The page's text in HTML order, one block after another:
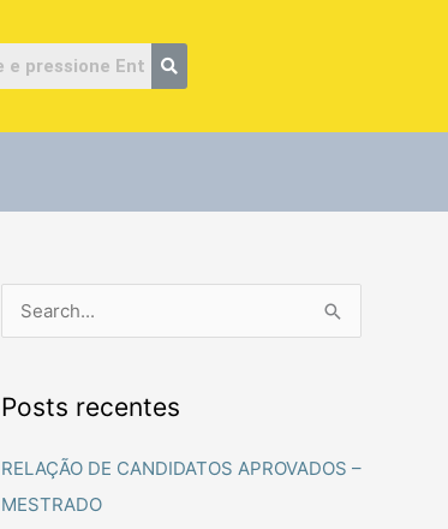
q
u
i
Posts recentes
RELAÇÃO DE CANDIDATOS APROVADOS –
MESTRADO